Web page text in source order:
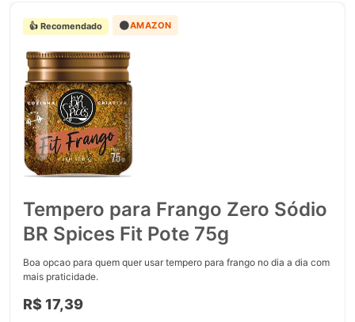
👍 Recomendado 🟠AMAZON
Tempero para Frango Zero Sódio
BR Spices Fit Pote 75g
Boa opcao para quem quer usar tempero para frango no dia a dia com
mais praticidade.
R$ 17,39